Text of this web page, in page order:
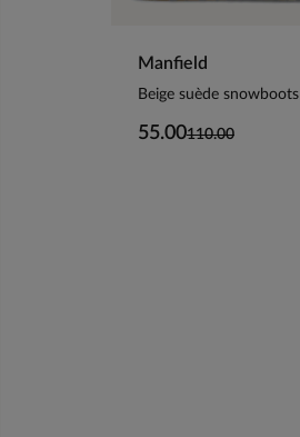
Manfield
Beige suède snowboots
110.00
55.00